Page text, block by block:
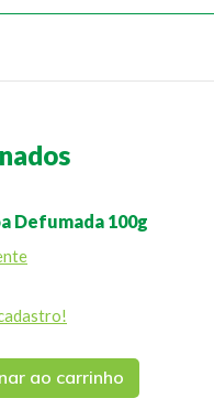
Defumada 100g
ao carrinho